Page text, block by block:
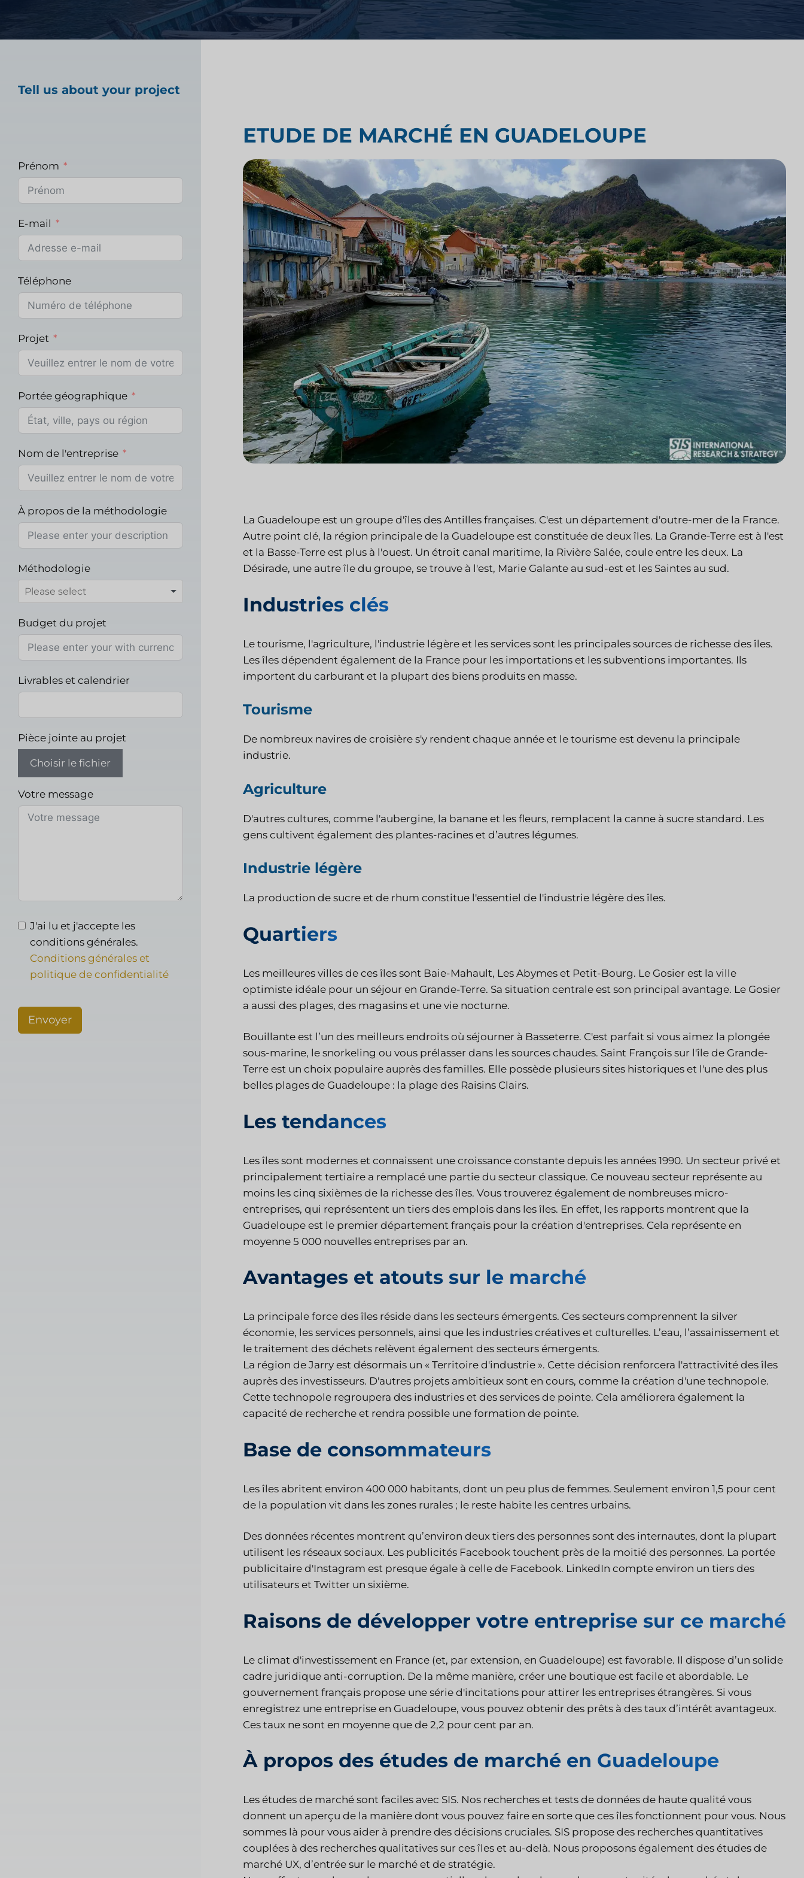
Test de produit alimentaire
Étude de marché sur les voyages et
Intégration technologique des
cabinets d'avocats
Étude de marché sur les cabinets
d’avocats
ETUDE DE MARCHÉ EN GUADELOUPE
La Guadeloupe est un groupe d'îles des Antilles françaises. C'est un département d'outre-mer de la France.
Autre point clé, la région principale de la Guadeloupe est constituée de deux îles. La Grande-Terre est à l'est
et la Basse-Terre est plus à l'ouest. Un étroit canal maritime, la Rivière Salée, coule entre les deux. La
Désirade, une autre île du groupe, se trouve à l'est, Marie Galante au sud-est et les Saintes au sud.
Industries clés
Le tourisme, l'agriculture, l'industrie légère et les services sont les principales sources de richesse des îles.
Les îles dépendent également de la France pour les importations et les subventions importantes. Ils
importent du carburant et la plupart des biens produits en masse.
Tourisme
De nombreux navires de croisière s'y rendent chaque année et le tourisme est devenu la principale
industrie.
Agriculture
D'autres cultures, comme l'aubergine, la banane et les fleurs, remplacent la canne à sucre standard. Les
gens cultivent également des plantes-racines et d’autres légumes.
Industrie légère
La production de sucre et de rhum constitue l'essentiel de l'industrie légère des îles.
Quartiers
Les meilleures villes de ces îles sont Baie-Mahault, Les Abymes et Petit-Bourg. Le Gosier est la ville
optimiste idéale pour un séjour en Grande-Terre. Sa situation centrale est son principal avantage. Le Gosier
a aussi des plages, des magasins et une vie nocturne.
Bouillante est l’un des meilleurs endroits où séjourner à Basseterre. C'est parfait si vous aimez la plongée
sous-marine, le snorkeling ou vous prélasser dans les sources chaudes. Saint François sur l'île de Grande-
Terre est un choix populaire auprès des familles. Elle possède plusieurs sites historiques et l'une des plus
belles plages de Guadeloupe : la plage des Raisins Clairs.
Les tendances
Les îles sont modernes et connaissent une croissance constante depuis les années 1990. Un secteur privé et
principalement tertiaire a remplacé une partie du secteur classique. Ce nouveau secteur représente au
moins les cinq sixièmes de la richesse des îles. Vous trouverez également de nombreuses micro-
entreprises, qui représentent un tiers des emplois dans les îles. En effet, les rapports montrent que la
Guadeloupe est le premier département français pour la création d'entreprises. Cela représente en
moyenne 5 000 nouvelles entreprises par an.
Avantages et atouts sur le marché
La principale force des îles réside dans les secteurs émergents. Ces secteurs comprennent la silver
économie, les services personnels, ainsi que les industries créatives et culturelles. L’eau, l’assainissement et
le traitement des déchets relèvent également des secteurs émergents.
La région de Jarry est désormais un « Territoire d'industrie ». Cette décision renforcera l'attractivité des îles
auprès des investisseurs. D'autres projets ambitieux sont en cours, comme la création d'une technopole.
Cette technopole regroupera des industries et des services de pointe. Cela améliorera également la
capacité de recherche et rendra possible une formation de pointe.
Base de consommateurs
Les îles abritent environ 400 000 habitants, dont un peu plus de femmes. Seulement environ 1,5 pour cent
de la population vit dans les zones rurales ; le reste habite les centres urbains.
Des données récentes montrent qu’environ deux tiers des personnes sont des internautes, dont la plupart
utilisent les réseaux sociaux. Les publicités Facebook touchent près de la moitié des personnes. La portée
publicitaire d'Instagram est presque égale à celle de Facebook. LinkedIn compte environ un tiers des
utilisateurs et Twitter un sixième.
Raisons de développer votre entreprise sur ce marché
Le climat d'investissement en France (et, par extension, en Guadeloupe) est favorable. Il dispose d’un solide
cadre juridique anti-corruption. De la même manière, créer une boutique est facile et abordable. Le
gouvernement français propose une série d'incitations pour attirer les entreprises étrangères. Si vous
enregistrez une entreprise en Guadeloupe, vous pouvez obtenir des prêts à des taux d’intérêt avantageux.
Ces taux ne sont en moyenne que de 2,2 pour cent par an.
À propos des études de marché en Guadeloupe
Les études de marché sont faciles avec SIS. Nos recherches et tests de données de haute qualité vous
donnent un aperçu de la manière dont vous pouvez faire en sorte que ces îles fonctionnent pour vous. Nous
sommes là pour vous aider à prendre des décisions cruciales. SIS propose des recherches quantitatives
couplées à des recherches qualitatives sur ces îles et au-delà. Nous proposons également des études de
marché UX, d’entrée sur le marché et de stratégie.
Tell us about your project
Prénom
E-mail
Téléphone
Projet
Portée géographique
Nom de l'entreprise
À propos de la méthodologie
Méthodologie
Budget du projet
Livrables et calendrier
Pièce jointe au projet
Choisir le fichier
Votre message
J'ai lu et j'accepte les
conditions générales.
Conditions générales et
politique de confidentialité
Envoyer